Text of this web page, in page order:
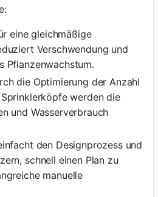
eine gleichmäßige
Verschwendung und
Pflanzenwachstum.
die Optimierung der Anzahl
werden die
und Wasserverbrauch
den Designprozess und
schnell einen Plan zu
manuelle